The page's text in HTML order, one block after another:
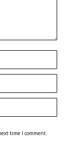
time I comment.